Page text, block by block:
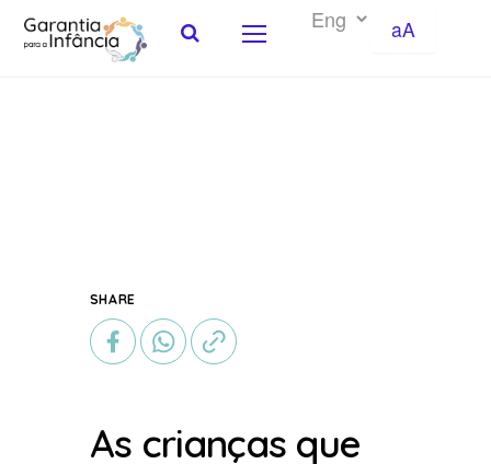
aA
SHARE
As crianças que